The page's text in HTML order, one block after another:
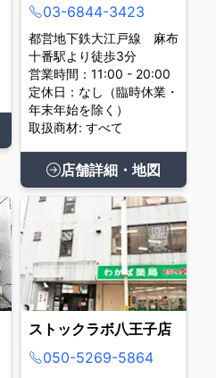
03-6844-3423
都営地下鉄大江戸線 麻布
十番駅より徒歩3分
営業時間：11:00 - 20:00
定休日：なし（臨時休業・
年末年始を除く）
取扱商材: すべて
店舗詳細・地図
ストックラボ八王子店
050-5269-5864